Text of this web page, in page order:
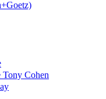
Tony Cohen